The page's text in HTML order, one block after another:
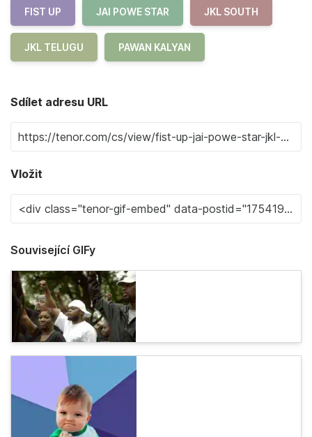
FIST UP JAI POWE STAR JKL SOUTH
JKL TELUGU PAWAN KALYAN
Sdílet adresu URL
Vložit
Související GIFy